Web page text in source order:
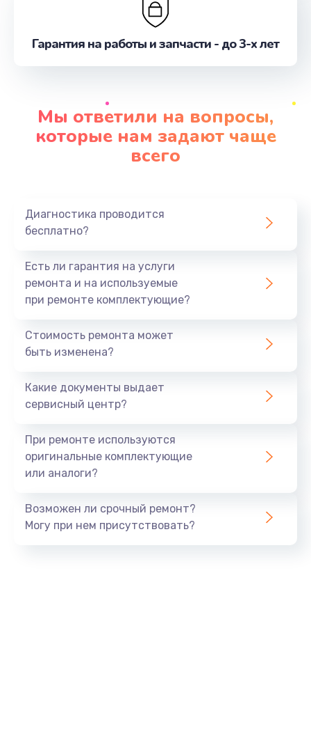
Гарантия на работы и запчасти - до 3-х лет
Мы ответили на вопросы,
которые нам задают чаще
всего
Диагностика проводится
бесплатно?
Есть ли гарантия на услуги
ремонта и на используемые
при ремонте комплектующие?
Стоимость ремонта может
быть изменена?
Какие документы выдает
сервисный центр?
При ремонте используются
оригинальные комплектующие
или аналоги?
Возможен ли срочный ремонт?
Могу при нем присутствовать?